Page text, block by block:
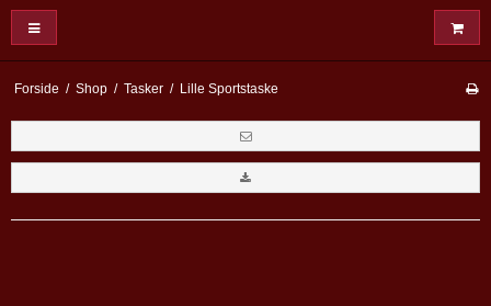
Forside / Shop / Tasker / Lille Sportstaske